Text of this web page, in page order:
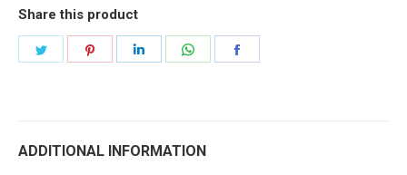
2019)
Share this product
ADDITIONAL INFORMATION